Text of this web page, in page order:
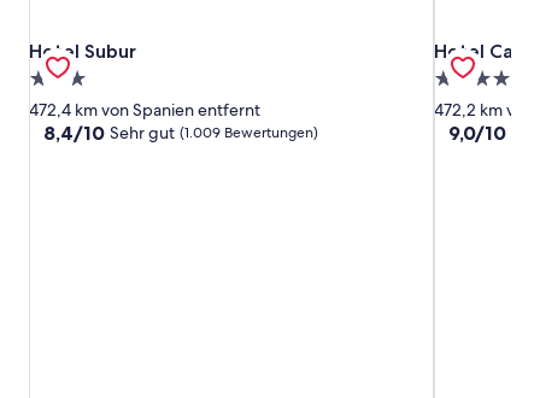
Hotel Subur
Hotel Subur
3.0-
Sterne-
Unterkunft
472,4 km von Spanien entfernt
8.4
8,4/10 Sehr gut (1.009 Bewertungen)
Hotel
Hotel
4.0-
Sterne-
Unterkunft
472,2 km
9.0
9,0/10